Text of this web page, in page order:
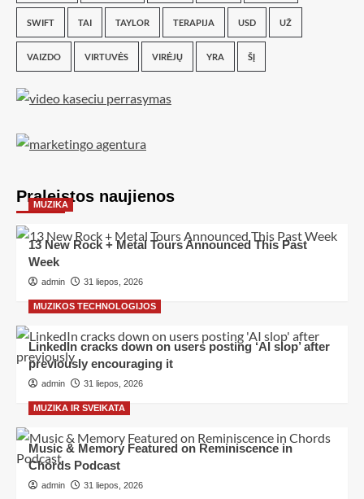
SWIFT TAI TAYLOR TERAPIJA USD UŽ
VAIZDO VIRTUVĖS VIRĖJŲ YRA ŠĮ
Praleistos naujienos
MUZIKA
13 New Rock + Metal Tours Announced This Past
Week
admin 31 liepos, 2026
MUZIKOS TECHNOLOGIJOS
LinkedIn cracks down on users posting ‘AI slop’ after
previously encouraging it
admin 31 liepos, 2026
MUZIKA IR SVEIKATA
Music & Memory Featured on Reminiscence in
Chords Podcast
admin 31 liepos, 2026